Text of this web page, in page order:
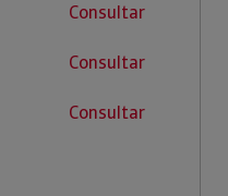
Consultar
Consultar
Consultar